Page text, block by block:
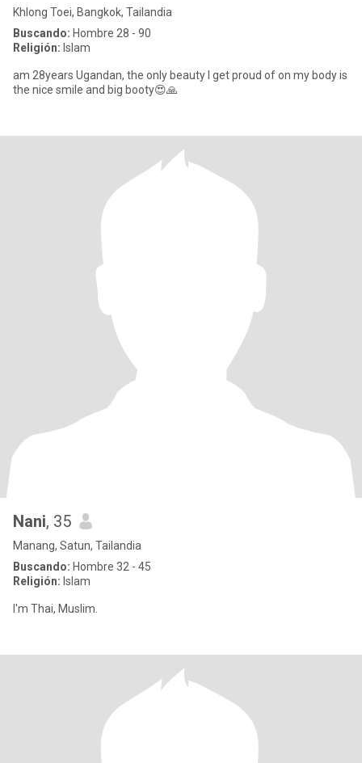
Khlong Toei, Bangkok, Tailandia
Buscando: Hombre 28 - 90
Religión: Islam
am 28years Ugandan, the only beauty I get proud of on my body is
the nice smile and big booty😍🙏
Nani, 35
Manang, Satun, Tailandia
Buscando: Hombre 32 - 45
Religión: Islam
I'm Thai, Muslim.